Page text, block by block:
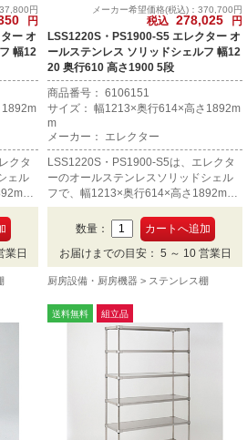
円
円
ー オ
幅12
クタ
ェル
業日
メーカー希望価格(税込)：370,700円
税込 278,025
円
LSS1220S・PS1900-S5 エレクター オ
ールステンレス ソリッドシェルフ 幅12
20 奥行610 高さ1900 5段
商品番号： 6106151
サイズ： 幅1213×奥行614×高さ1892m
m
メーカー： エレクター
LSS1220S・PS1900-S5は、エレクタ
ーのオールステンレスソリッドシェル
フで、幅1213×奥行614×高さ1892mm
の5段です。
数量：
お届けまでの目安： 5 ～ 10 営業日
厨房設備・厨房機器 ステンレス棚
送料無料 組立品